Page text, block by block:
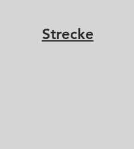
Strecke